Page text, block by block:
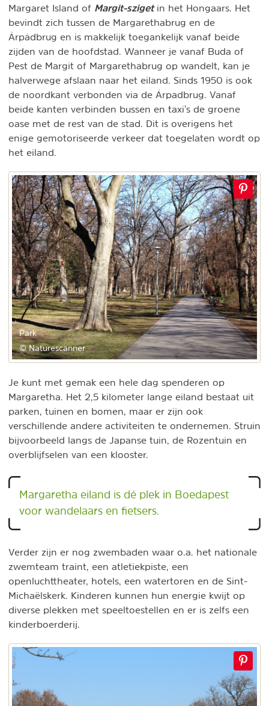
Margaret Island of Margit-szigetin het Hongaars. Het
bevindt zich tussen de Margarethabrug en de
Árpádbrug en is makkelijk toegankelijk vanaf beide
zijden van de hoofdstad. Wanneer je vanaf Buda of
Pest de Margit of Margarethabrug op wandelt, kan je
halverwege afslaan naar het eiland. Sinds 1950 is ook
de noordkant verbonden via de Árpadbrug. Vanaf
beide kanten verbinden bussen en taxi's de groene
oase met de rest van de stad. Dit is overigens het
enige gemotoriseerde verkeer dat toegelaten wordt op
het eiland.
Park
© Naturescanner
Je kunt met gemak een hele dag spenderen op
Margaretha. Het 2,5 kilometer lange eiland bestaat uit
parken, tuinen en bomen, maar er zijn ook
verschillende andere activiteiten te ondernemen. Struin
bijvoorbeeld langs de Japanse tuin, de Rozentuin en
overblijfselen van een klooster.
Margaretha eiland is dé plek in Boedapest
voor wandelaars en fietsers.
Verder zijn er nog zwembaden waar o.a. het nationale
zwemteam traint, een atletiekpiste, een
openluchttheater, hotels, een watertoren en de Sint-
Michaëlskerk. Kinderen kunnen hun energie kwijt op
diverse plekken met speeltoestellen en er is zelfs een
kinderboerderij.